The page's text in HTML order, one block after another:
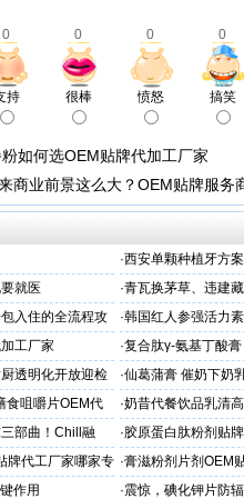
0 0 0 0
持 很棒 愤怒 搞笑
如何选OEM贴牌代加工厂家
商业前景这么大？OEM贴牌服务
·西安单颗种植牙方
就医 ·青瓦换茅草、违建
入住的全流程攻
·韩国红人参强活力
造商
工厂家 ·复合肽γ-氨基丁酸
工厂家
透明化开放迎检
·仙葛蒲膏 催奶下奶
家
食咀嚼片OEM代
·奶昔代餐饮品乳清
厂家
部曲！Chill融
·胶原蛋白肽粉剂贴
牌代工厂家哪家专 ·膏滋粉剂片剂OEM
作用 ·震惊，碘化钾片防